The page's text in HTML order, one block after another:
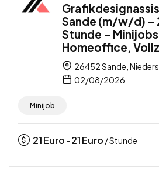
Sande (m/w/d) –
Stunde –
Homeoffice,
26452 Sande,
02/08/2026
Minijob
21Euro - 21Euro / Stunde